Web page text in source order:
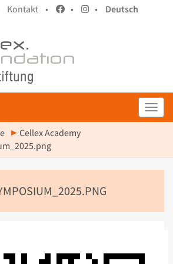
Kontakt • • •
Deutsch
Cellex Academy